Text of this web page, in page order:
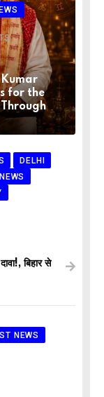
for the
DELHI
बिहार से
NEWS